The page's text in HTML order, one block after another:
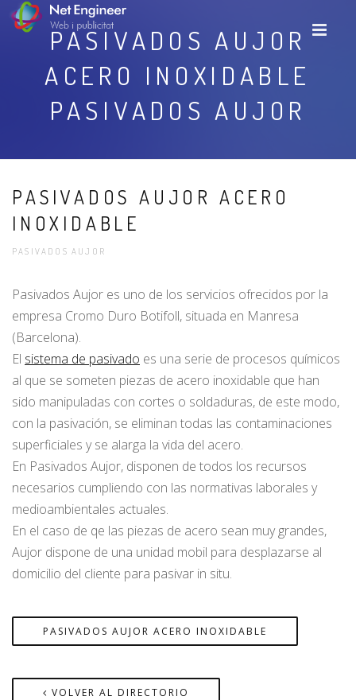
PASIVADOS AUJOR
ACERO INOXIDABLE
PASIVADOS AUJOR
PASIVADOS AUJOR ACERO
INOXIDABLE
PASIVADOS AUJOR
Pasivados Aujor es uno de los servicios ofrecidos por la
empresa Cromo Duro Botifoll, situada en Manresa
(Barcelona).
El sistema de pasivado es una serie de procesos químicos
al que se someten piezas de acero inoxidable que han
sido manipuladas con cortes o soldaduras, de este modo,
con la pasivación, se eliminan todas las contaminaciones
superficiales y se alarga la vida del acero.
En Pasivados Aujor, disponen de todos los recursos
necesarios cumpliendo con las normativas laborales y
medioambientales actuales.
En el caso de qe las piezas de acero sean muy grandes,
Aujor dispone de una unidad mobil para desplazarse al
domicilio del cliente para pasivar in situ.
PASIVADOS AUJOR ACERO INOXIDABLE
VOLVER AL DIRECTORIO